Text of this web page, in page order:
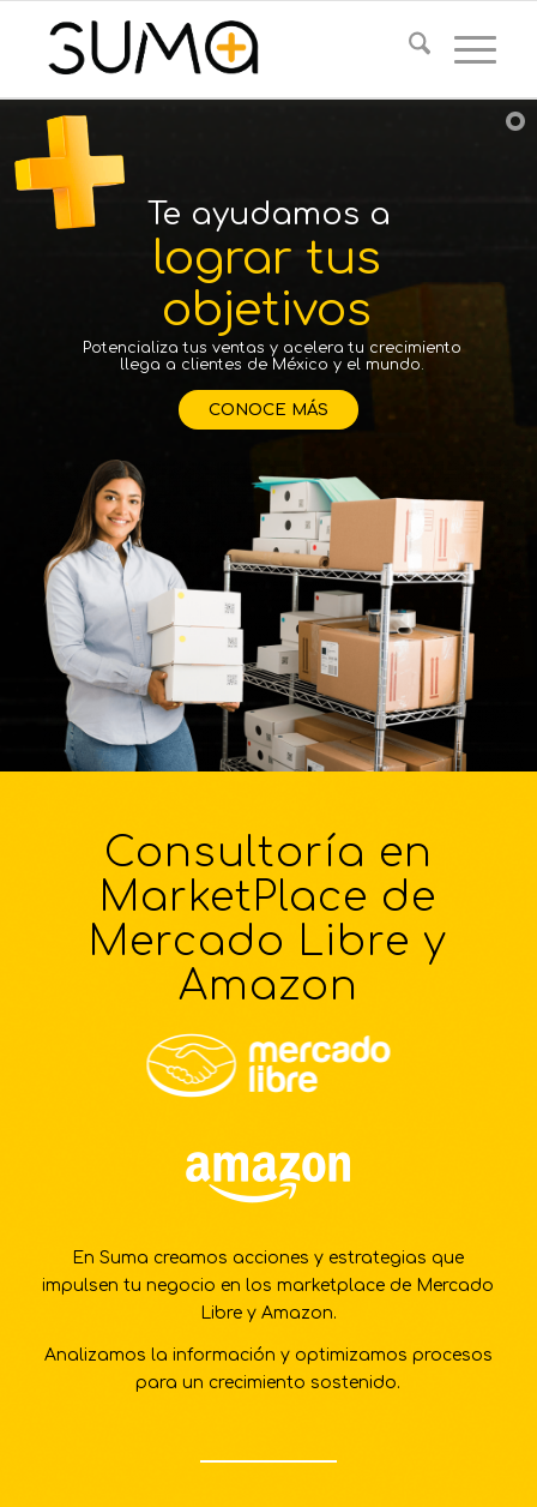
Potencializa tus ventas y acelera tu crecimiento
llega a clientes de México y el mundo.
lograr tus
objetivos
Te ayudamos a
CONOCE MÁS
Consultoría en
MarketPlace de
Mercado Libre y
Amazon
En Suma creamos acciones y estrategias que
impulsen tu negocio en los marketplace de Mercado
Libre y Amazon.
Analizamos la información y optimizamos procesos
para un crecimiento sostenido.